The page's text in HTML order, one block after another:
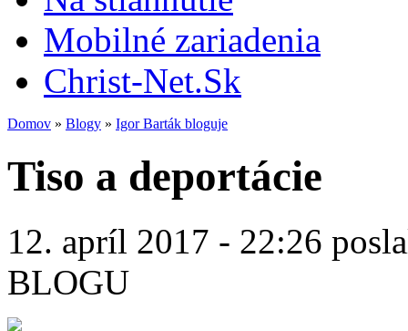
Mobilné zariadenia
Christ-Net.Sk
Domov » Blogy » Igor Barták bloguje
Tiso a deportácie
12. apríl 2017 - 22:26
BLOGU